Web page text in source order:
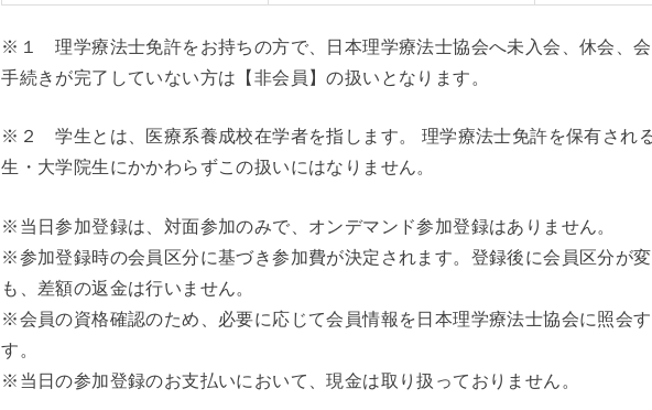
※１ 理学療法士免許をお持ちの方で、日本理学療法士協会へ未入会、休会、
手続きが完了していない方は【非会員】の扱いとなります。
※２ 学生とは、医療系養成校在学者を指します。 理学療法士免許を保有され
生・大学院生にかかわらずこの扱いにはなりません。
※当日参加登録は、対面参加のみで、オンデマンド参加登録はありません。
※参加登録時の会員区分に基づき参加費が決定されます。登録後に会員区分が
も、差額の返金は行いません。
※会員の資格確認のため、必要に応じて会員情報を日本理学療法士協会に照会
す。
※当日の参加登録のお支払いにおいて、現金は取り扱っておりません。